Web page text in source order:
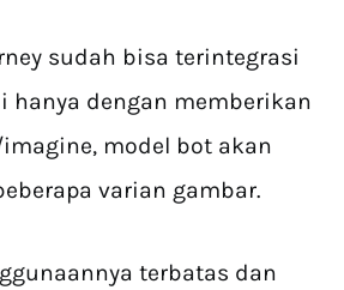
sudah bisa terintegrasi
hanya dengan memberikan
model bot akan
varian gambar.
terbatas dan